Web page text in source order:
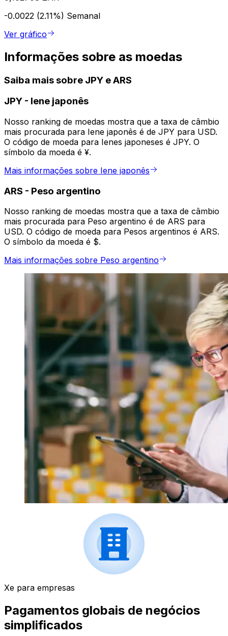
-0.0022 (2.11%) Semanal
Ver gráfico
Informações sobre as moedas
Saiba mais sobre JPY e ARS
JPY - Iene japonês
Nosso ranking de moedas mostra que a taxa de câmbio
mais procurada para Iene japonês é de JPY para USD.
O código de moeda para Ienes japoneses é JPY. O
símbolo da moeda é ¥.
Mais informações sobre Iene japonês
ARS - Peso argentino
Nosso ranking de moedas mostra que a taxa de câmbio
mais procurada para Peso argentino é de ARS para
USD. O código de moeda para Pesos argentinos é ARS.
O símbolo da moeda é $.
Mais informações sobre Peso argentino
Xe para empresas
Pagamentos globais de negócios
simplificados